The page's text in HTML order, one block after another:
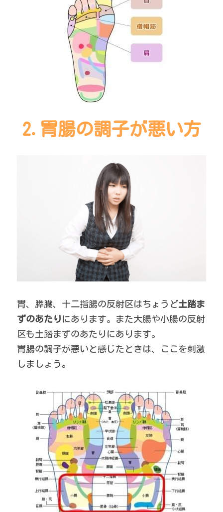
2.胃腸の調子が悪い方
胃、膵臓、十二指腸の反射区はちょうど土踏ま
ずのあたり にあります。また大腸や小腸の反射
区も土踏まずのあたりにあります。
胃腸の調子が悪いと感じたときは、ここを刺激
しましょう。